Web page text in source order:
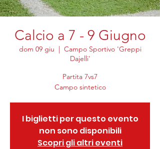
Calcio a 7 - 9 Giugno
dom 09 giu
  |
Campo Sportivo 'Greppi
Dajelli'
Partita 7vs7
Campo sintetico
I biglietti per questo evento
non sono disponibili
Scopri gli altri eventi